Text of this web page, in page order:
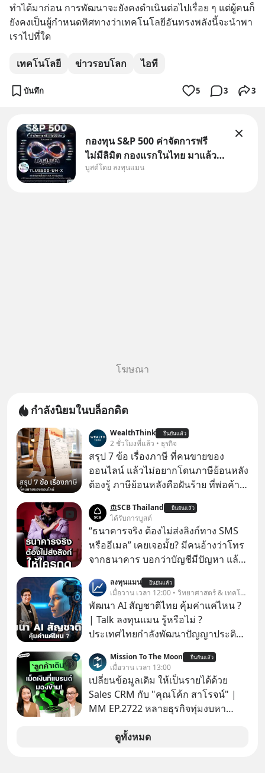
ทำได้มาก่อน การพัฒนาจะยังคงดำเนินต่อไปเรื่อย ๆ แต่ผู้คนก็
ยังคงเป็นผู้กำหนดทิศทางว่าเทคโนโลยีอันทรงพลังนี้จะนำพา
เราไปที่ใด
เทคโนโลยี ข่าวรอบโลก ไอที
บันทึก 5 3 3
กองทุน S&P 500 ค่าจัดการฟรี
ไม่มีลิมิต กองแรกในไทย มาแล้ว..
กองทุนที่ออกแบบมาเพื่อแก้ Pain
บูสต์โดย ลงทุนแมน
โฆษณา
กำลังนิยมในบล็อกดิต
WealthThink ยืนยันแล้ว
2 ชั่วโมงที่แล้ว • ธุรกิจ
สรุป 7 ข้อ เรื่องภาษี ที่คนขายของ
ออนไลน์ แล้วไม่อยากโดนภาษีย้อนหลัง
ต้องรู้ ภาษีย้อนหลังคือฝันร้าย ที่พ่อค้า
SCB Thailand ยืนยันแล้ว
ได้รับการบูสต์
“ธนาคารจริง ต้องไม่ส่งลิงก์ทาง SMS
หรืออีเมล” เคยเจอมั้ย? มีคนอ้างว่าโทร
จากธนาคาร บอกว่าบัญชีมีปัญหา แล้ว
ทันที มาฟัง “ป้าเก๋าเล่ากลโกง” เพื่อรู้ทัน
มุกหลอกลวงในคราบความน่าเชื่อถือ
กันค่ะ #แก้เกมกลโกง #ป้าเก๋าเล่ากล
โกง #LivesSustainably #อยู่อย่าง
#FraudEducation #FinancialLiteracy
#DigitalBankWithHumanTouch
ลงทุนแมน ยืนยันแล้ว
เมื่อวาน เวลา 12:00 • วิทยาศาสตร์ & เทคโนโลยี
พัฒนา AI สัญชาติไทย คุ้มค่าแค่ไหน ?
| Talk ลงทุนแมน รู้หรือไม่ ?
ประเทศไทยกำลังพัฒนาปัญญาประดิษฐ์
“ThaiLLM” เพื่อให้คนไทยมีโครงสร้าง
พื้นฐานด้าน AI ที่เข้าใจภาษาไทย และ
บริบททางสังคมไทยได้เป็นอย่างดี
คำถามคือ การลงมือพัฒนา AI ของ
ประเทศจะคุ้มค่าแค่ไหน ? และหลังจาก
นำ ThaiLLM มาใช้จริง จะเกิดอะไรขึ้น
กับสังคมไทย ธุรกิจไทย และเศรษฐกิจ
Mission To The Moon ยืนยันแล้ว
เมื่อวาน เวลา 13:00
เปลี่ยนข้อมูลเดิม ให้เป็นรายได้ด้วย
Sales CRM กับ "คุณโค้ก สาโรจน์" |
MM EP.2722 หลายธุรกิจทุ่มงบหา
แล้ว คือกลุ่มที่มีโอกาสซื้อซ้ำสูงที่สุด แต่
ดูทั้งหมด